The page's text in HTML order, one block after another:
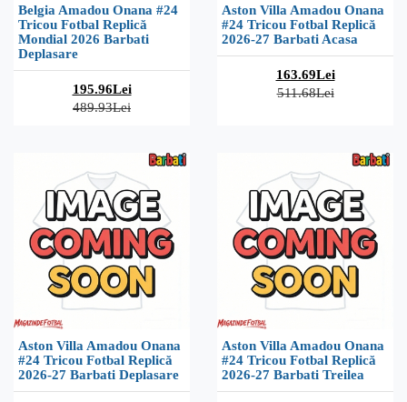
Belgia Amadou Onana #24
Tricou Fotbal Replică
Mondial 2026 Barbati
Deplasare
195.96Lei
489.93Lei
Aston Villa Amadou Onana
#24 Tricou Fotbal Replică
2026-27 Barbati Acasa
163.69Lei
511.68Lei
Aston Villa Amadou Onana
#24 Tricou Fotbal Replică
2026-27 Barbati Deplasare
Aston Villa Amadou Onana
#24 Tricou Fotbal Replică
2026-27 Barbati Treilea